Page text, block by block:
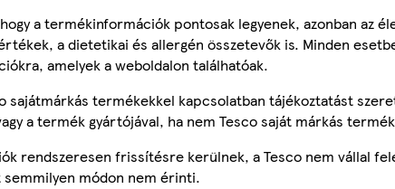
a termékinformációk pontosak legyenek, azonban az
a dietetikai és allergén összetevők is. Minden
amelyek a weboldalon találhatóak.
sajátmárkás termékekkel kapcsolatban tájékoztatást
a termék gyártójával, ha nem Tesco saját márkás
rendszeresen frissítésre kerülnek, a Tesco nem vállal
módon nem érinti.